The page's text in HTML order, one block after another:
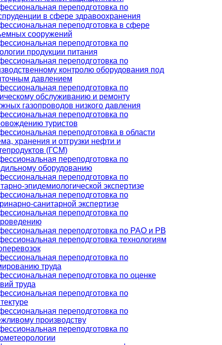
переподготовка по
в сфере здравоохранения
переподготовка в сфере
сооружений
переподготовка по
продукции питания
переподготовка по
контролю оборудования под
давлением
переподготовка по
обслуживанию и ремонту
газопроводов низкого давления
переподготовка по
туристов
переподготовка в области
хранения и отгрузки нефти и
(ГСМ)
переподготовка по
оборудованию
переподготовка по
эпидемиологической экспертизе
переподготовка по
санитарной экспертизе
переподготовка по
переподготовка по РАО и РВ
переподготовка технологиям
переподготовка по
труда
переподготовка по оценке
труда
переподготовка по
переподготовка по
производству
переподготовка по